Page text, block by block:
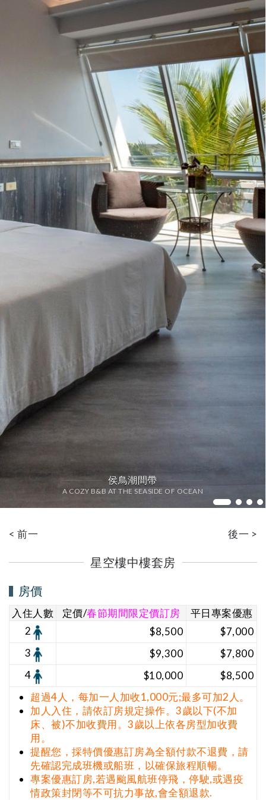
侯鳥潮間帶
A COZY B&B AT THE SEASIDE OF OCEAN
Living
< 前一 後一 >
星空樓中樓套房
房價
入住人數 定價/春節期間限定價訂房
平日專案優惠
2
$8,500
$7,000
3
$9,300
$7,800
4
$10,000
$8,500
超過4人，每加一人加收1,000元;最多可加2人。
加人入住，請依訂房規定操作。3歲以下(不加
床、被)不加收費用。3歲以上依各房型加收費
用。
提醒您，採特價優惠訂房為全額付款不退費，請
先確認完成班機或船班，以確保旅程順暢。
專案優惠訂房,若遇颱風航班停飛，停駛,或遇疫
情政策封閉等不可抗力事故,會全額退款.